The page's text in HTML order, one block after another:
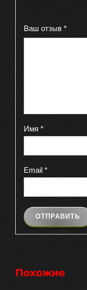
Ваш отзыв *
Имя *
Email *
Похожие